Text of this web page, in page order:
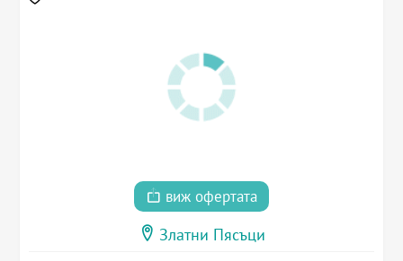
виж офертата
Златни Пясъци